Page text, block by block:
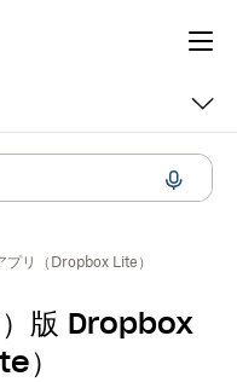
リ（Dropbox Lite）
版 Dropbox
）